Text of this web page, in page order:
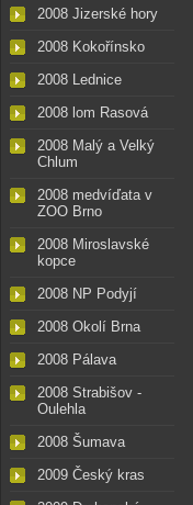
2008 Jizerské hory
2008 Kokořínsko
2008 Lednice
2008 lom Rasová
2008 Malý a Velký
Chlum
2008 medvíďata v
ZOO Brno
2008 Miroslavské
kopce
2008 NP Podyjí
2008 Okolí Brna
2008 Pálava
2008 Strabišov -
Oulehla
2008 Šumava
2009 Český kras